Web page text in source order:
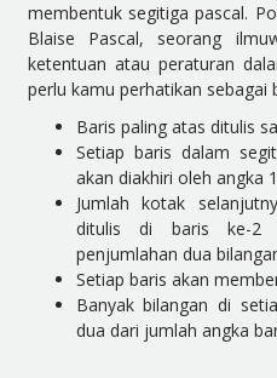
membentuk segitiga pascal.
Blaise Pascal, seorang
ketentuan atau peraturan
perlu kamu perhatikan sebagai
Baris paling atas ditulis
Setiap baris dalam
akan diakhiri oleh angka
Jumlah kotak
ditulis di baris ke-2
penjumlahan dua
Setiap baris akan
Banyak bilangan di
dua dari jumlah angka